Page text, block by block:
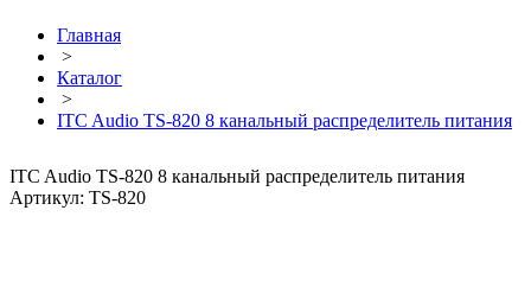
Главная
>
Каталог
>
ITC Audio TS-820 8 канальный распределитель питания
ITC Audio TS-820 8 канальный распределитель питания
Артикул: TS-820